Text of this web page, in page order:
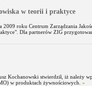
w teorii i praktyce
2009 roku Centrum Zarządzania
Dla partnerów ZIG
Kochanowski stwierdził, iż należy
w produktach żywnościowych. »